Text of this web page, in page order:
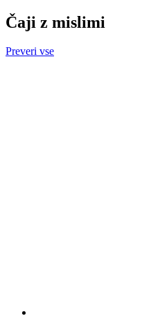
Čaji z mislimi
Preveri vse